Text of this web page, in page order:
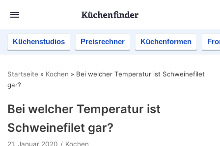
Küchenstudios Preisrechner Küchenformen
Startseite » Kochen » Bei welcher Temperatur ist Schweinefilet
gar?
Bei welcher Temperatur ist
Schweinefilet gar?
21. Januar 2020 Kochen